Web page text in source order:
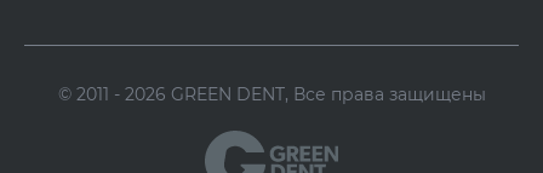
© 2011 - 2026 GREEN DENT, Все права защищены